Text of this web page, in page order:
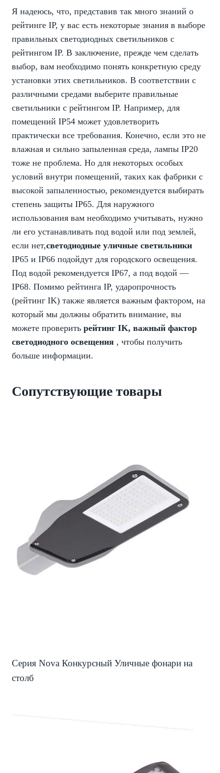
Я надеюсь, что, представив так много знаний о
рейтинге IP, у вас есть некоторые знания в выборе
правильных светодиодных светильников с
рейтингом IP. В заключение, прежде чем сделать
выбор, вам необходимо понять конкретную среду
установки этих светильников. В соответствии с
различными средами выберите правильные
светильники с рейтингом IP. Например, для
помещений IP54 может удовлетворить
практически все требования. Конечно, если это не
влажная и сильно запыленная среда, лампы IP20
тоже не проблема. Но для некоторых особых
условий внутри помещений, таких как фабрики с
высокой запыленностью, рекомендуется выбирать
степень защиты IP65. Для наружного
использования вам необходимо учитывать, нужно
ли его устанавливать под водой или под землей,
если нет,светодиодные уличные светильники
IP65 и IP66 подойдут для городского освещения.
Под водой рекомендуется IP67, а под водой —
IP68. Помимо рейтинга IP, ударопрочность
(рейтинг IK) также является важным фактором, на
который мы должны обратить внимание, вы
можете проверить рейтинг IK, важный фактор
светодиодного освещения , чтобы получить
больше информации.
Cопутствующие товары
Серия Nova Конкурсный Уличные фонари на
столб